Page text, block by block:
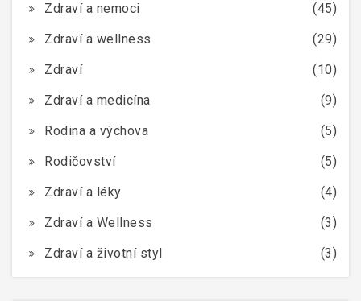
Zdraví a nemoci
(45)
Zdraví a wellness
(29)
Zdraví
(10)
Zdraví a medicína
(9)
Rodina a výchova
(5)
Rodičovství
(5)
Zdraví a léky
(4)
Zdraví a Wellness
(3)
Zdraví a životní styl
(3)